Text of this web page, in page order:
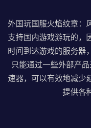
外国玩国服火焰纹章：
支持国内游戏游玩的，
时间到达游戏的服务器
只能通过一些外部产
速器，可以有效地减少
提供各